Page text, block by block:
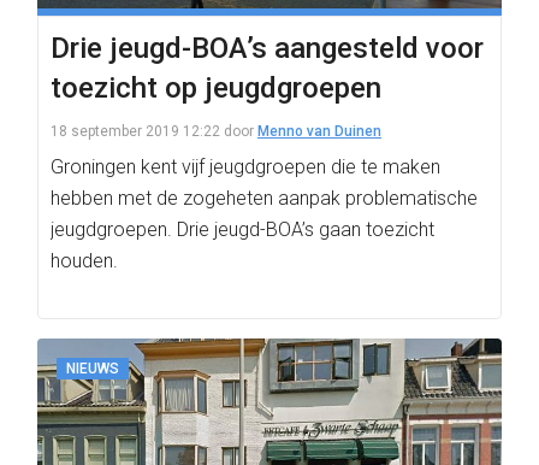
Drie jeugd-BOA’s aangesteld voor
toezicht op jeugdgroepen
18 september 2019 12:22 door Menno van Duinen
Groningen kent vijf jeugdgroepen die te maken
hebben met de zogeheten aanpak problematische
jeugdgroepen. Drie jeugd-BOA’s gaan toezicht
houden.
NIEUWS